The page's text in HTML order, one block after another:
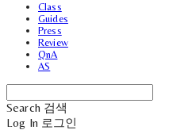
Class
Guides
Press
Review
QnA
AS
Search 검색
Log In 로그인